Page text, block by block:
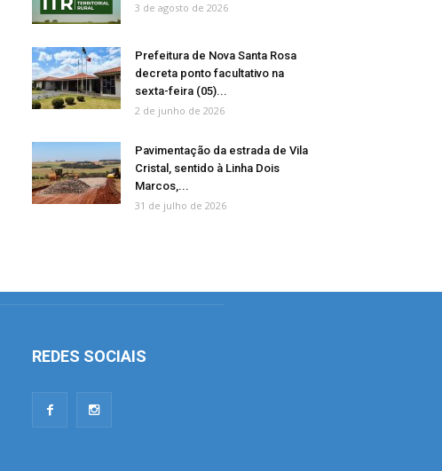
3 de agosto de 2026
Prefeitura de Nova Santa Rosa
decreta ponto facultativo na
sexta-feira (05)...
2 de junho de 2026
Pavimentação da estrada de Vila
Cristal, sentido à Linha Dois
Marcos,...
31 de julho de 2026
REDES SOCIAIS